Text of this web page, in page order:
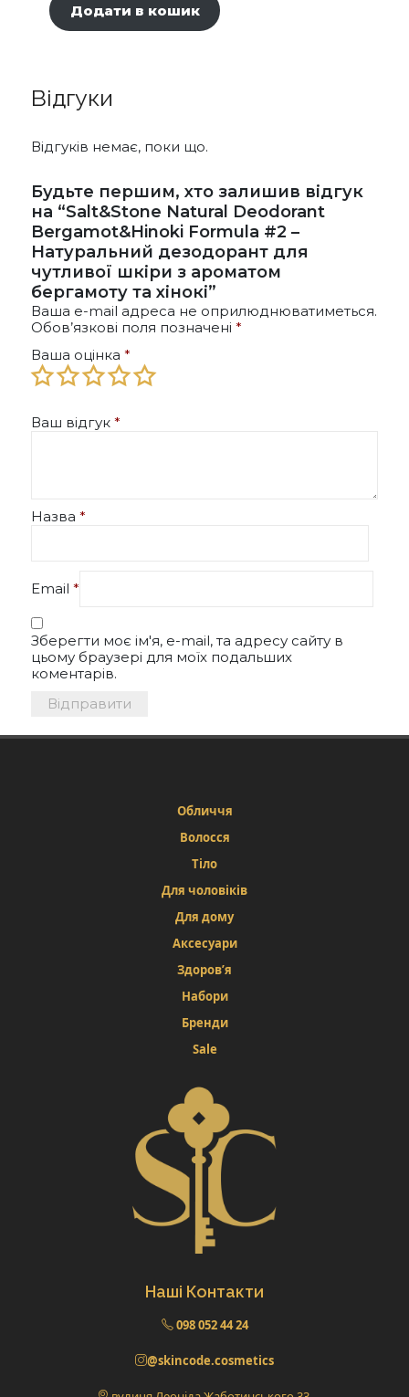
Додати в кошик
Відгуки
Відгуків немає, поки що.
Будьте першим, хто залишив відгук
на “Salt&Stone Natural Deodorant
Bergamot&Hinoki Formula #2 –
Натуральний дезодорант для
чутливої шкіри з ароматом
бергамоту та хінокі”
Ваша e-mail адреса не оприлюднюватиметься.
Обов’язкові поля позначені *
Ваша оцінка *
Ваш відгук *
Назва *
Email *
Зберегти моє ім'я, e-mail, та адресу сайту в
цьому браузері для моїх подальших
коментарів.
Обличчя
Волосся
Тіло
Для чоловіків
Для дому
Аксесуари
Здоров’я
Набори
Бренди
Sale
Наші Контакти
098 052 44 24
@skincode.cosmetics